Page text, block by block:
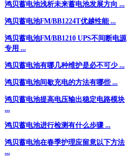
鸿贝蓄电池浅析未来蓄电池发展方向 ...
鸿贝蓄电池FM/BB1224T优越性能 ...
鸿贝蓄电池FM/BB1210 UPS不间断电源
专用 ...
鸿贝蓄电池有哪几种维护是必不可少 ...
鸿贝蓄电池间歇充电的方法有哪些 ...
鸿贝蓄电池提高电压输出稳定电路模块
...
鸿贝蓄电池进行检测有什么步骤 ...
鸿贝蓄电池在春季护理应留意以下方法
...